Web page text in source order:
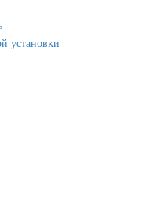
установки